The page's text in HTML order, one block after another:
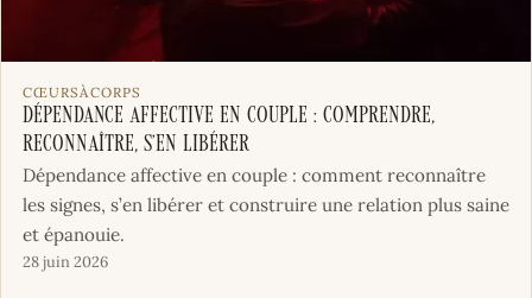
CŒURSÀCORPS
Dépendance affective en couple : comprendre,
reconnaître, s’en libérer
Dépendance affective en couple : comment reconnaître
les signes, s’en libérer et construire une relation plus saine
et épanouie.
28 juin 2026